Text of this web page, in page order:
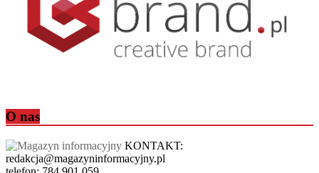
O nas
KONTAKT:
redakcja@magazyninformacyjny.pl